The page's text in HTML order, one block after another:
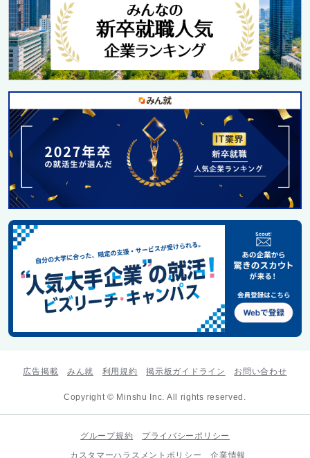
広告掲載 みん就 利用規約 掲示板ガイドライン お問い合わせ
Copyright © Minshu Inc. All rights reserved.
グループ規約
プライバシーポリシー
カスタマーハラスメントポリシー
企業情報